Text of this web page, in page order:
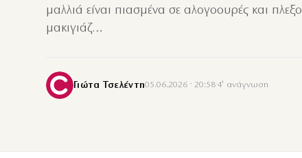
μαλλιά είναι πιασμένα σε αλογοουρές και
μακιγιάζ…
Γιώτα Τσελέντη05.06.2026 · 20:58·4′ ανάγνωση